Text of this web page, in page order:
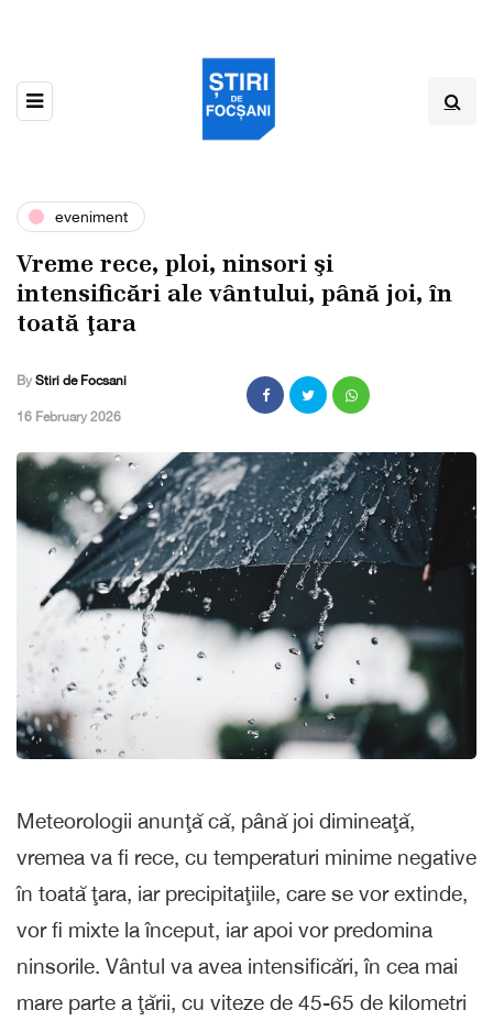
eveniment
Vreme rece, ploi, ninsori şi
intensificări ale vântului, până joi, în
toată ţara
By Stiri de Focsani
,16 February 2026
Meteorologii anunţă că, până joi dimineaţă,
vremea va fi rece, cu temperaturi minime negative
în toată ţara, iar precipitaţiile, care se vor extinde,
vor fi mixte la început, iar apoi vor predomina
ninsorile. Vântul va avea intensificări, în cea mai
mare parte a ţării, cu viteze de 45-65 de kilometri